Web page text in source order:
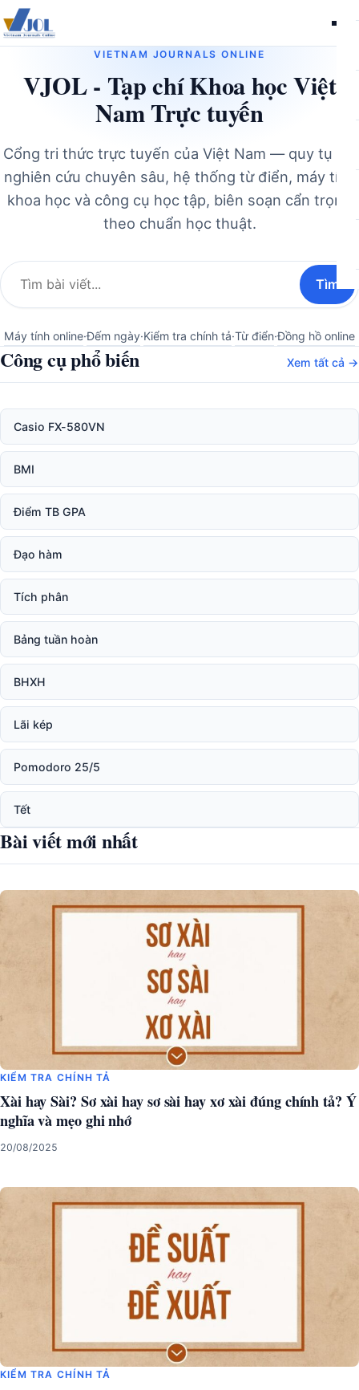
VIETNAM JOURNALS ONLINE
VJOL - Tạp chí Khoa học Việt
Nam Trực tuyến
Cổng tri thức trực tuyến của Việt Nam — quy tụ bài
nghiên cứu chuyên sâu, hệ thống từ điển, máy tính
khoa học và công cụ học tập, biên soạn cẩn trọng
theo chuẩn học thuật.
Tìm
kiếm:
Tìm
Tìm
Máy tính online·Đếm ngày·Kiểm tra chính tả·Từ điển·Đồng hồ online
Công cụ phổ biến Xem tất cả →
Casio FX-580VN
BMI
Điểm TB GPA
Đạo hàm
Tích phân
Bảng tuần hoàn
BHXH
Lãi kép
Pomodoro 25/5
Tết
Bài viết mới nhất
KIỂM TRA CHÍNH TẢ
Xài hay Sài? Sơ xài hay sơ sài hay xơ xài đúng chính tả? Ý
nghĩa và mẹo ghi nhớ
20/08/2025
KIỂM TRA CHÍNH TẢ